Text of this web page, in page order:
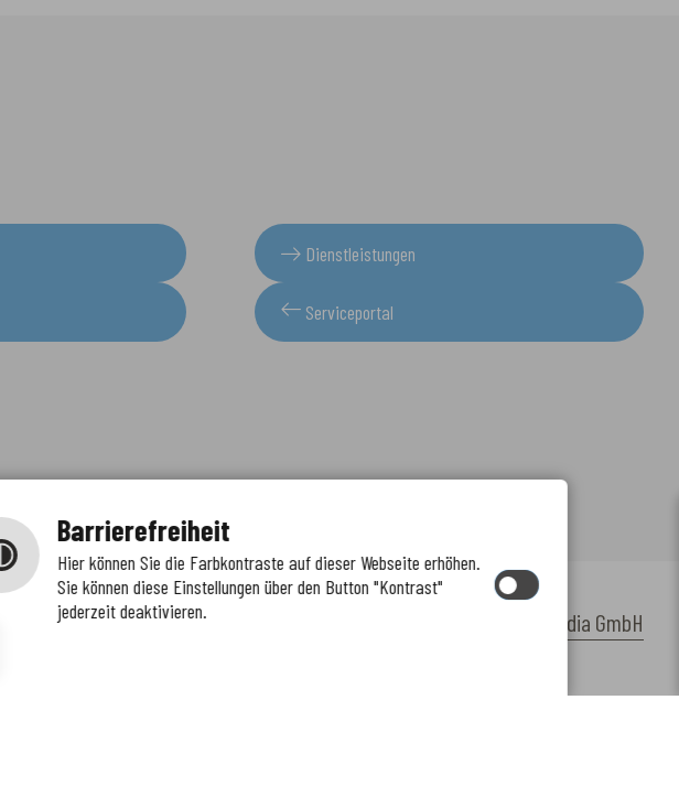
Dienstleistungen
Serviceportal
cm citymedia GmbH
Barrierefreiheit
Hier können Sie die Farbkontraste auf dieser Webseite erhöhen.
Sie können diese Einstellungen über den Button "Kontrast"
jederzeit deaktivieren.